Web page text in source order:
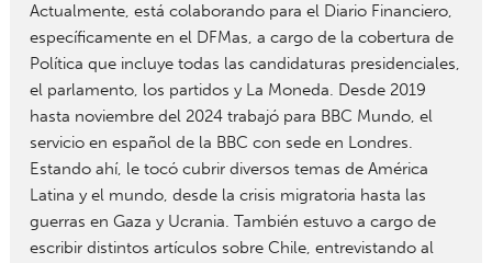
Actualmente, está colaborando para el Diario Financiero,
específicamente en el DFMas, a cargo de la cobertura de
Política que incluye todas las candidaturas presidenciales,
el parlamento, los partidos y La Moneda. Desde 2019
hasta noviembre del 2024 trabajó para BBC Mundo, el
servicio en español de la BBC con sede en Londres.
Estando ahí, le tocó cubrir diversos temas de América
Latina y el mundo, desde la crisis migratoria hasta las
guerras en Gaza y Ucrania. También estuvo a cargo de
escribir distintos artículos sobre Chile, entrevistando al